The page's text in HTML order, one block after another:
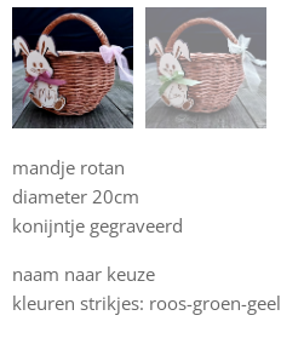
mandje rotan
diameter 20cm
konijntje gegraveerd
naam naar keuze
kleuren strikjes: roos-groen-geel